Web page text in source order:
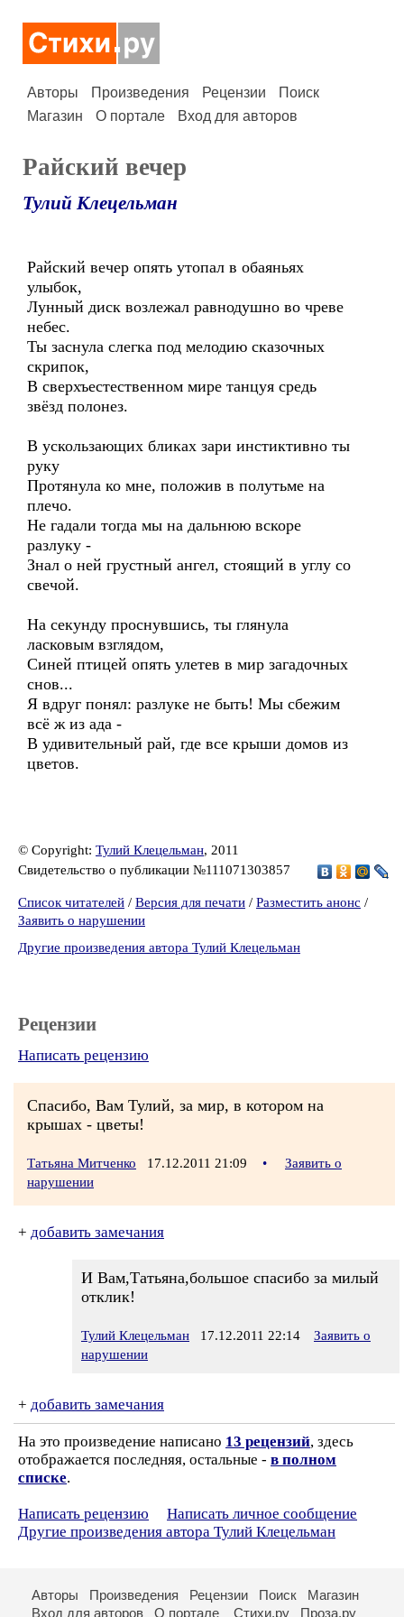
Авторы Произведения Рецензии
Поиск
Магазин
О портале Вход для авторов
Райский вечер
Тулий Клецельман
Райский вечер опять утопал в обаяньях
улыбок,
Лунный диск возлежал равнодушно во чреве
небес.
Ты заснула слегка под мелодию сказочных
скрипок,
В сверхъестественном мире танцуя средь
звёзд полонез.
В ускользающих бликах зари инстиктивно ты
руку
Протянула ко мне, положив в полутьме на
плечо.
Не гадали тогда мы на дальнюю вскоре
разлуку -
Знал о ней грустный ангел, стоящий в углу со
свечой.
На секунду проснувшись, ты глянула
ласковым взглядом,
Синей птицей опять улетев в мир загадочных
снов...
Я вдруг понял: разлуке не быть! Мы сбежим
всё ж из ада -
В удивительный рай, где все крыши домов из
цветов.
© Copyright: Тулий Клецельман, 2011
Свидетельство о публикации №111071303857
Список читателей / Версия для печати / Разместить анонс /
Заявить о нарушении
Другие произведения автора Тулий Клецельман
Рецензии
Написать рецензию
Спасибо, Вам Тулий, за мир, в котором на
крышах - цветы!
Татьяна Митченко 17.12.2011 21:09 •
Заявить о
нарушении
+ добавить замечания
И Вам,Татьяна,большое спасибо за милый
отклик!
Тулий Клецельман 17.12.2011 22:14
Заявить о
нарушении
+ добавить замечания
На это произведение написано 13 рецензий, здесь
отображается последняя, остальные - в полном
списке.
Написать рецензию
Написать личное сообщение
Другие произведения автора Тулий Клецельман
Авторы Произведения Рецензии Поиск
Магазин
Вход для авторов
О портале Стихи.ру Проза.ру